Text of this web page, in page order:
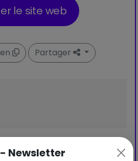
le site web
Partager
Newsletter